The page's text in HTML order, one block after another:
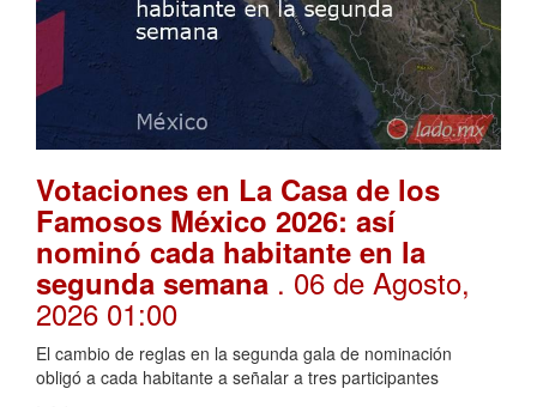
Votaciones en La Casa de los
Famosos México 2026: así
nominó cada habitante en la
segunda semana . 06 de Agosto,
2026 01:00
El cambio de reglas en la segunda gala de nominación
obligó a cada habitante a señalar a tres participantes